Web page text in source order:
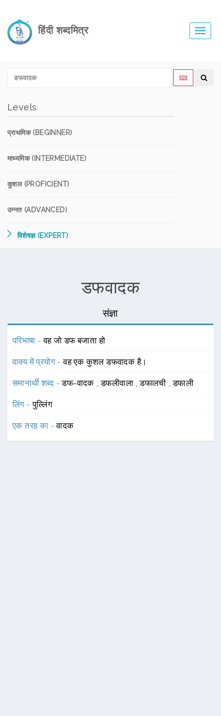
हिंदी शब्दमित्र
Levels
प्राथमिक (BEGINNER)
माध्यमिक (INTERMEDIATE)
कुशल (PROFICIENT)
उन्नत (ADVANCED)
विशेषज्ञ (EXPERT)
डफवादक
संज्ञा
परिभाषा -वह जो डफ बजाता हो
वाक्य में प्रयोग -वह एक कुशल डफवादक है।
समानार्थी शब्द -डफ-वादक ,डफलीवाला ,डफालची ,डफाली
लिंग -पुल्लिंग
एक तरह का -वादक